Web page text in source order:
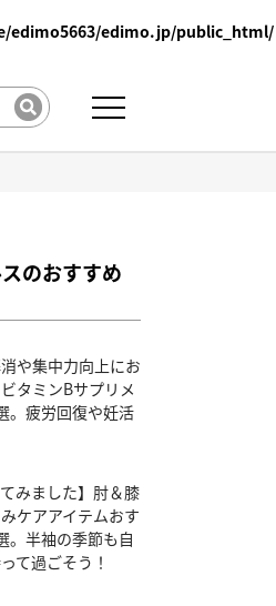
edimo5663/edimo.jp/public_html/
のおすすめ
や集中力向上にお
タミンBサプリメ
。疲労回復や妊活
てみました】肘＆膝
ケアアイテムおす
。半袖の季節も自
て過ごそう！